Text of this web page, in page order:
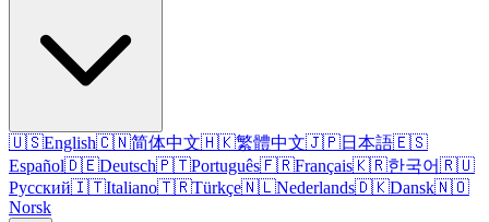
🇺🇸English🇨🇳简体中文🇭🇰繁體中文🇯🇵日本語🇪🇸
Español🇩🇪Deutsch🇵🇹Português🇫🇷Français🇰🇷한국어🇷🇺
Русский🇮🇹Italiano🇹🇷Türkçe🇳🇱Nederlands🇩🇰Dansk🇳🇴
Norsk